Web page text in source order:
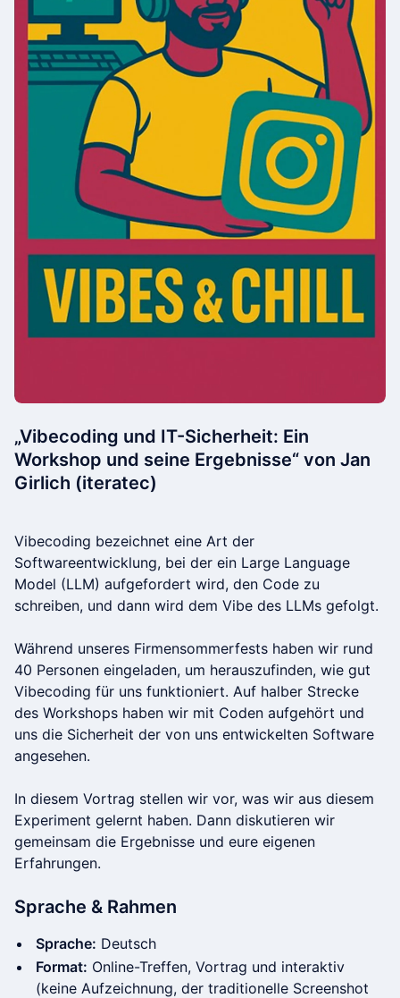
„Vibecoding und IT-Sicherheit: Ein
Workshop und seine Ergebnisse“ von Jan
Girlich (iteratec)
Vibecoding bezeichnet eine Art der
Softwareentwicklung, bei der ein Large Language
Model (LLM) aufgefordert wird, den Code zu
schreiben, und dann wird dem Vibe des LLMs gefolgt.
Während unseres Firmensommerfests haben wir rund
40 Personen eingeladen, um herauszufinden, wie gut
Vibecoding für uns funktioniert. Auf halber Strecke
des Workshops haben wir mit Coden aufgehört und
uns die Sicherheit der von uns entwickelten Software
angesehen.
In diesem Vortrag stellen wir vor, was wir aus diesem
Experiment gelernt haben. Dann diskutieren wir
gemeinsam die Ergebnisse und eure eigenen
Erfahrungen.
Sprache & Rahmen
Sprache: Deutsch
Format: Online-Treffen, Vortrag und interaktiv
(keine Aufzeichnung, der traditionelle Screenshot